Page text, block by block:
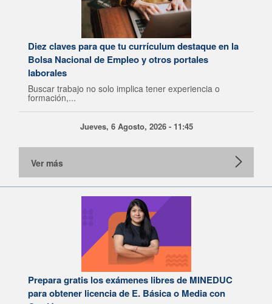
Diez claves para que tu currículum destaque en la
Bolsa Nacional de Empleo y otros portales
laborales
Buscar trabajo no solo implica tener experiencia o
formación,...
Jueves, 6 Agosto, 2026 - 11:45
Ver más
Prepara gratis los exámenes libres de MINEDUC
para obtener licencia de E. Básica o Media con